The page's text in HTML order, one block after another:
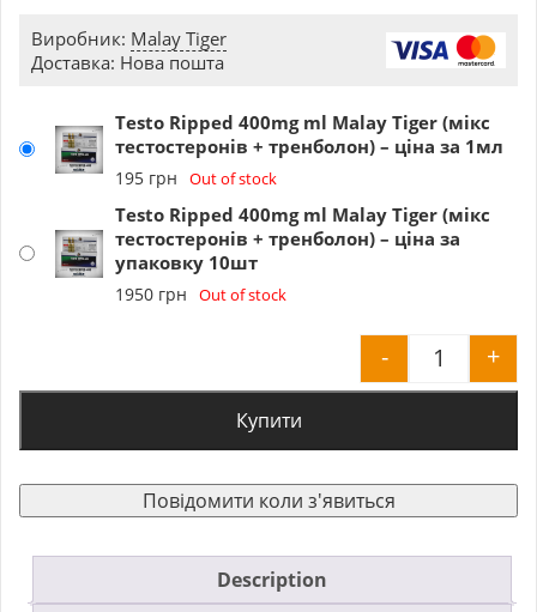
Виробник: Malay Tiger
Доставка: Нова пошта
Testo Ripped 400mg ml Malay Tiger (мікс
тестостеронів + тренболон) – ціна за 1мл
195 грн Out of stock
Testo Ripped 400mg ml Malay Tiger (мікс
тестостеронів + тренболон) – ціна за
упаковку 10шт
1950 грн Out of stock
Testo
- +
Купити
Повідомити коли з'явиться
Description